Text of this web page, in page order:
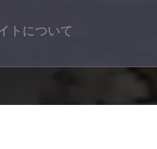
トについて